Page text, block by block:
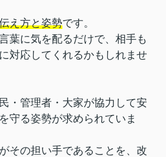
え方と姿勢です。
葉に気を配るだけで、相手も
対応してくれるかもしれませ
・管理者・大家が協力して安
守る姿勢が求められていま
その担い手であることを、改